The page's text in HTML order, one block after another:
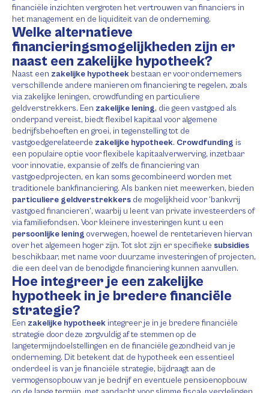
financiële inzichten vergroten het vertrouwen van financiers in
het management en de liquiditeit van de onderneming.
Welke alternatieve
financieringsmogelijkheden zijn er
naast een zakelijke hypotheek?
Naast een zakelijke hypotheek bestaan er voor ondernemers
verschillende andere manieren om financiering te regelen, zoals
via zakelijke leningen, crowdfunding en particuliere
geldverstrekkers. Een zakelijke lening, die geen vastgoed als
onderpand vereist, biedt flexibel kapitaal voor algemene
bedrijfsbehoeften en groei, in tegenstelling tot de
vastgoedgerelateerde zakelijke hypotheek. Crowdfunding is
een populaire optie voor flexibele kapitaalverwerving, inzetbaar
voor innovatie, expansie of zelfs de financiering van
vastgoedprojecten, en kan soms gecombineerd worden met
traditionele bankfinanciering. Als banken niet meewerken, bieden
particuliere geldverstrekkers de mogelijkheid voor ‘bankvrij
vastgoed financieren’, waarbij u leent van private investeerders of
via familiefondsen. Voor kleinere investeringen kunt u een
persoonlijke lening overwegen, hoewel de rentetarieven hiervan
over het algemeen hoger zijn. Tot slot zijn er specifieke subsidies
beschikbaar, met name voor duurzame investeringen of projecten,
die een deel van de benodigde financiering kunnen aanvullen.
Hoe integreer je een zakelijke
hypotheek in je bredere financiële
strategie?
Een zakelijke hypotheek integreer je in je bredere financiële
strategie door deze zorgvuldig af te stemmen op de
langetermijndoelstellingen en de financiële gezondheid van je
onderneming. Dit betekent dat de hypotheek een essentieel
onderdeel is van je financiële strategie, bijdraagt aan de
vermogensopbouw van je bedrijf en eventuele pensioenopbouw